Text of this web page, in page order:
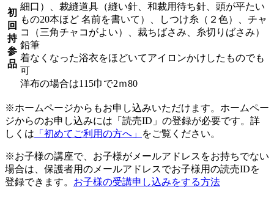
初
回
持
参
品
細口）、裁縫道具（縫い針、和裁用待ち針、頭が平たい
もの20本ほど 名前を書いて）、しつけ糸（２色）、チャ
コ（三角チャコがよい）、裁ちばさみ、糸切りばさみ）
鉛筆
着なくなった浴衣をほどいてアイロンかけしたものでも
可
洋布の場合は115巾で2ｍ80
※ホームページからもお申し込みいただけます。ホームペー
ジからのお申し込みには「読売ID」の登録が必要です。詳
しくは 「初めてご利用の方へ」 をご覧ください。
※お子様の講座で、お子様がメールアドレスをお持ちでない
場合は、保護者用のメールアドレスでお子様用の読売IDを
登録できます。 お子様の受講申し込みをする方法